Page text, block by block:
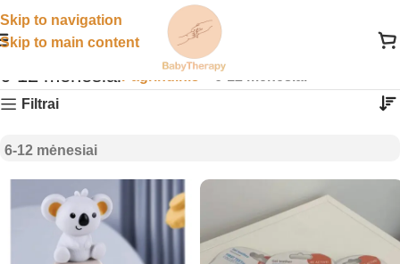
Skip to navigation
Skip to main content
6-12 mėnesiai Pagrindinis
6-12 mėnesiai
Filtrai
6-12 mėnesiai